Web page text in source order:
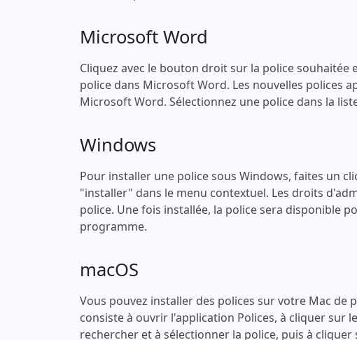
Microsoft Word
Cliquez avec le bouton droit sur la police
police dans Microsoft Word. Les nouvelles polices
Microsoft Word. Sélectionnez une police dans la
Windows
Pour installer une police sous Windows, faites un
"installer" dans le menu contextuel. Les droits
police. Une fois installée, la police sera disponible
programme.
macOS
Vous pouvez installer des polices sur votre Mac de
consiste à ouvrir l'application Polices, à cliquer sur
rechercher et à sélectionner la police, puis à